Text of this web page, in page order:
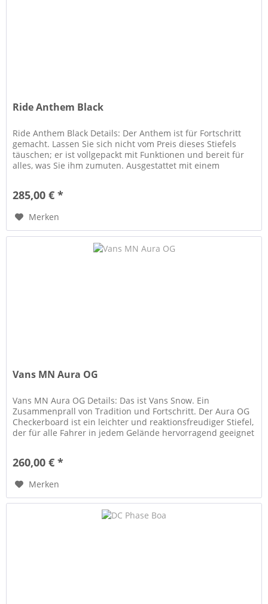
Ride Anthem Black
Ride Anthem Black Details: Der Anthem ist für Fortschritt
gemacht. Lassen Sie sich nicht vom Preis dieses Stiefels
täuschen; er ist vollgepackt mit Funktionen und bereit für
alles, was Sie ihm zumuten. Ausgestattet mit einem
285,00 € *
Merken
Vans MN Aura OG
Vans MN Aura OG Details: Das ist Vans Snow. Ein
Zusammenprall von Tradition und Fortschritt. Der Aura OG
Checkerboard ist ein leichter und reaktionsfreudiger Stiefel,
der für alle Fahrer in jedem Gelände hervorragend geeignet
260,00 € *
Merken